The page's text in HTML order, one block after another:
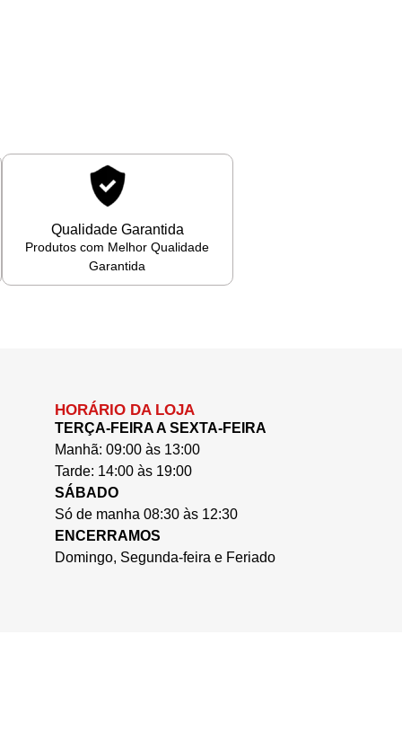
Qualidade Garantida
Produtos com Melhor Qualidade
Garantida
HORÁRIO DA LOJA
TERÇA-FEIRA A SEXTA-FEIRA
Manhã: 09:00 às 13:00
Tarde: 14:00 às 19:00
SÁBADO
Só de manha 08:30 às 12:30
ENCERRAMOS
Domingo, Segunda-feira e Feriado